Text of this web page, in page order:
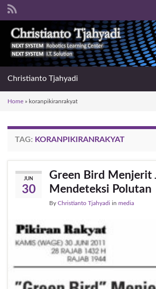
Search for:
Christianto Tjahyadi
Home » koranpikiranrakyat
TAG: KORANPIKIRANRAKYAT
JUN
30
Green Bird Menjerit
Mendeteksi Polutan
By Christianto Tjahyadi in media